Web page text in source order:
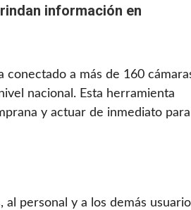
información en
a más de 160
nacional. Esta herramienta
y actuar de inmediato para
personal y a los demás